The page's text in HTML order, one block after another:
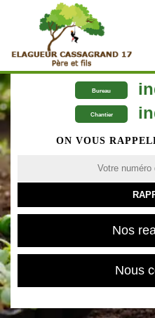
Bureau
Chantier
ON VOUS
Nos
Nous